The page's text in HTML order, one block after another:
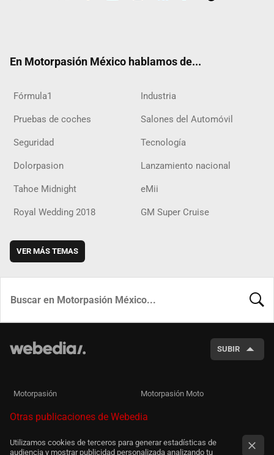
En Motorpasión México hablamos de...
Fórmula1 Industria
Pruebas de coches Salones del Automóvil
Seguridad Tecnología
Dolorpasion Lanzamiento nacional
Tahoe Midnight eMii
Royal Wedding 2018 GM Super Cruise
VER MÁS TEMAS
SUBIR
Motorpasión Motorpasión Moto
Otras publicaciones de Webedia
Utilizamos cookies de terceros para generar estadísticas de
audiencia y mostrar publicidad personalizada analizando tu